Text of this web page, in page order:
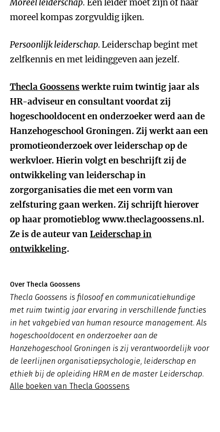
Moreel leiderschap. Een leider moet zijn of haar
moreel kompas zorgvuldig ijken.
Persoonlijk leiderschap.Leiderschap begint met
zelfkennis en met leidinggeven aan jezelf.
Thecla Goossenswerkte ruim twintig jaar als
HR-adviseur en consultant voordat zij
hogeschooldocent en onderzoeker werd aan de
Hanzehogeschool Groningen. Zij werkt aan een
promotieonderzoek over leiderschap op de
werkvloer. Hierin volgt en beschrijft zij de
ontwikkeling van leiderschap in
zorgorganisaties die met een vorm van
zelfsturing gaan werken. Zij schrijft hierover
op haar promotieblog www.theclagoossens.nl.
Ze is de auteur vanLeiderschap in
ontwikkeling.
Over Thecla Goossens
Thecla Goossens is filosoof en communicatiekundige
met ruim twintig jaar ervaring in verschillende functies
in het vakgebied van human resource management. Als
hogeschooldocent en onderzoeker aan de
Hanzehogeschool Groningen is zij verantwoordelijk voor
de leerlijnen organisatiepsychologie, leiderschap en
ethiek bij de opleiding HRM en de master Leiderschap.
Alle boeken van Thecla Goossens